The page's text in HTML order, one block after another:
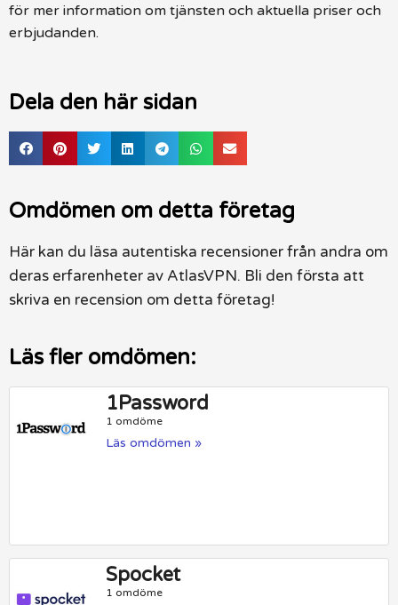
för mer information om tjänsten och aktuella priser och
erbjudanden.
Dela den här sidan
Omdömen om detta företag
Här kan du läsa autentiska recensioner från andra om
deras erfarenheter av AtlasVPN. Bli den första att
skriva en recension om detta företag!
Läs fler omdömen:
1Password
1 omdöme
Läs omdömen »
Spocket
1 omdöme